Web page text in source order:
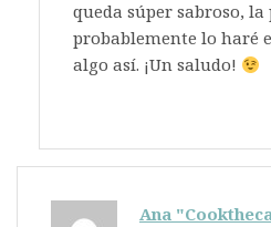
queda súper sabroso,
probablemente lo haré
algo así. ¡Un saludo!
Ana